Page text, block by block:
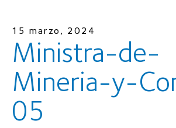
15 marzo, 2024
Ministra-de-
Mineria-y-
05